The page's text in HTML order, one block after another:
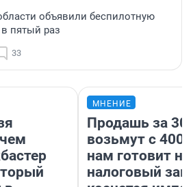
объявили беспилотную
пятый раз
33
МНЕНИЕ
Продашь за
возьмут с
нам готовит
налоговый